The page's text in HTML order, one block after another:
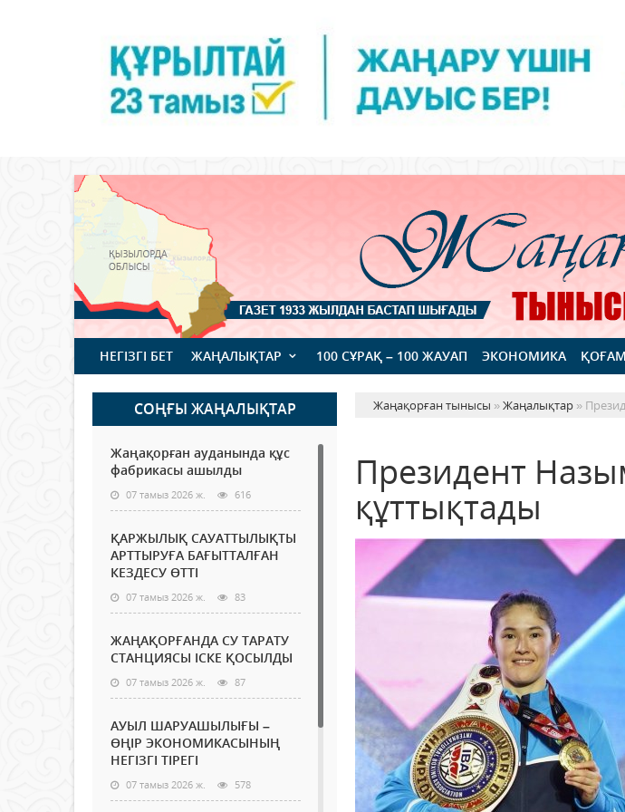
НЕГІЗГІ БЕТ ЖАҢАЛЫҚТАР 100 СҰРАҚ – 100 ЖАУАП ЭКОНОМИКА ҚОҒАМ
СОҢҒЫ ЖАҢАЛЫҚТАР
Жаңақорған ауданында құс
фабрикасы ашылды
07 тамыз 2026 ж. 616
ҚАРЖЫЛЫҚ САУАТТЫЛЫҚТЫ
АРТТЫРУҒА БАҒЫТТАЛҒАН
КЕЗДЕСУ ӨТТІ
07 тамыз 2026 ж. 83
ЖАҢАҚОРҒАНДА СУ ТАРАТУ
СТАНЦИЯСЫ ІСКЕ ҚОСЫЛДЫ
07 тамыз 2026 ж. 87
АУЫЛ ШАРУАШЫЛЫҒЫ –
ӨҢІР ЭКОНОМИКАСЫНЫҢ
НЕГІЗГІ ТІРЕГІ
07 тамыз 2026 ж. 578
Жаңақорған тынысы »Жаңалықтар »
Президент
құттықтады